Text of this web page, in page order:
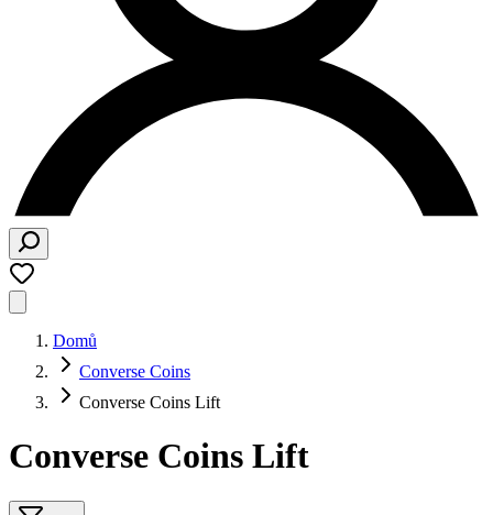
Domů
Converse Coins
Converse Coins Lift
Converse Coins Lift